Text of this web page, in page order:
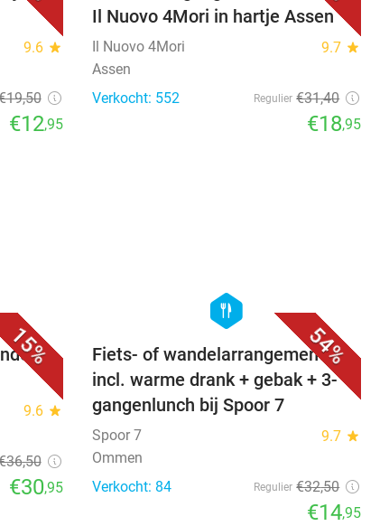
9.6 star
,50
€12,95
Il Nuovo 4Mori in hartje Assen
Il Nuovo 4Mori 9.7 star
Assen
Verkocht: 552
Regulier €31,40
€18,95
15%
9.6 star
,50
€30,95
54%
hexagon
food
Fiets- of wandelarrangement
incl. warme drank + gebak + 3-
gangenlunch bij Spoor 7
Spoor 7 9.7 star
Ommen
Verkocht: 84
Regulier €32,50
€14,95